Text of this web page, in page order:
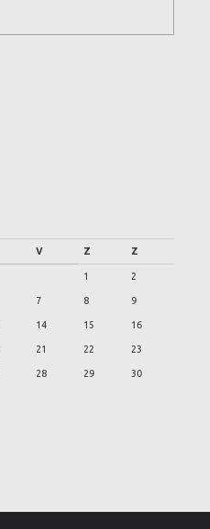
V Z Z
1 2
7 8 9
14 15 16
21 22 23
28 29 30